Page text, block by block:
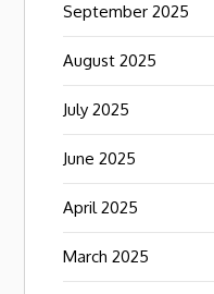
September 2025
August 2025
July 2025
June 2025
April 2025
March 2025